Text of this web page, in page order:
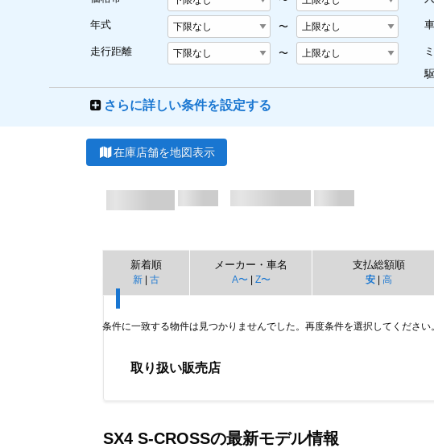
年式 〜
走行距離 〜
さらに詳しい条件を設定する
在庫店舗を地図表示
新着順
新 | 古
メーカー・車名
A〜| Z〜
支払総額順
安| 高
条件に一致する物件は見つかりませんでした。再度条件を選択してください。
取り扱い販売店
0
SX4 S-CROSSの最新モデル情報